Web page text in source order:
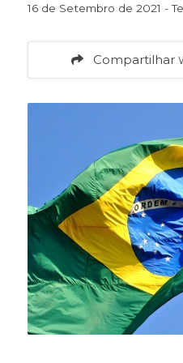
16 de Setembro de 2021 -
Compartilhar